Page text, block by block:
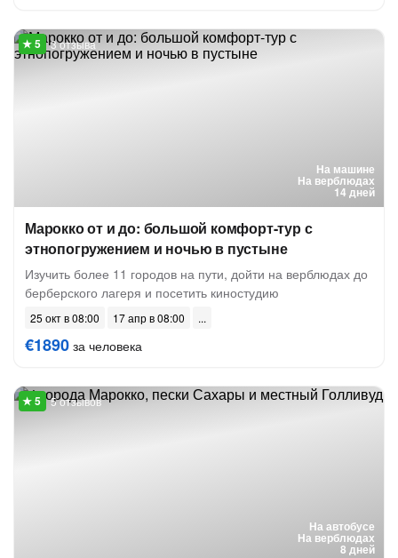
На машине
На верблюдах
14 дней
3 отзыва
Марокко от и до: большой комфорт-тур с
этнопогружением и ночью в пустыне
Изучить более 11 городов на пути, дойти на верблюдах до
берберского лагеря и посетить киностудию
25 окт в 08:00 17 апр в 08:00
€1890 за человека
На автобусе
На верблюдах
8 дней
5 отзывов